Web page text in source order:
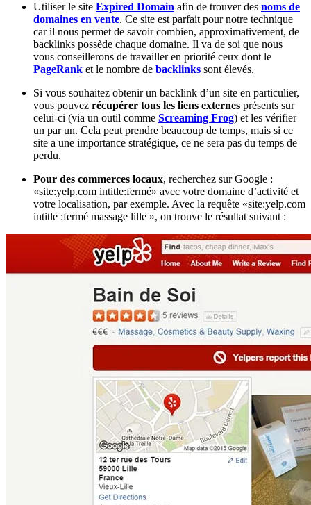
Utiliser le site Expired Domain afin de trouver des noms de
domaines en vente. Ce site est parfait pour notre technique
car il nous permet de savoir combien, approximativement, de
backlinks possède chaque domaine. Il va de soi que nous
vous conseillerons de travailler en priorité ceux dont le
PageRank et le nombre de backlinks sont élevés.
Si vous souhaitez obtenir un backlink d’un site en particulier,
vous pouvez récupérer tous les liens externes présents sur
celui-ci (via un outil comme Screaming Frog) et les vérifier
un par un. Cela peut prendre beaucoup de temps, mais si ce
site a une importance stratégique, ce ne sera pas du temps de
perdu.
Pour des commerces locaux, recherchez sur Google :
«site:yelp.com intitle:fermé» avec votre domaine d’activité et
votre localisation, par exemple. Avec la requête «site:yelp.com
intitle :fermé massage lille », on trouve le résultat suivant :